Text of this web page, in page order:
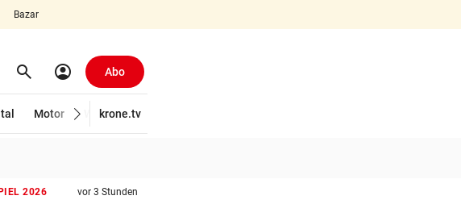
Bazar
search Suchen
account_circle Abo
Motor Wirtschaft
krone.tv
2026 vor 3 Stunden